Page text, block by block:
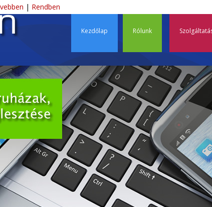
–
Kezdőlap Rólunk
| Rendben